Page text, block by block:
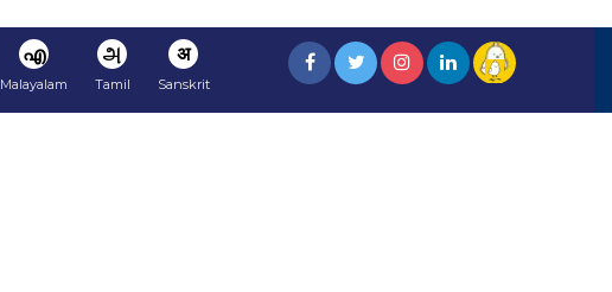
എ
Malayalam
அ
Tamil
अ
Sanskrit